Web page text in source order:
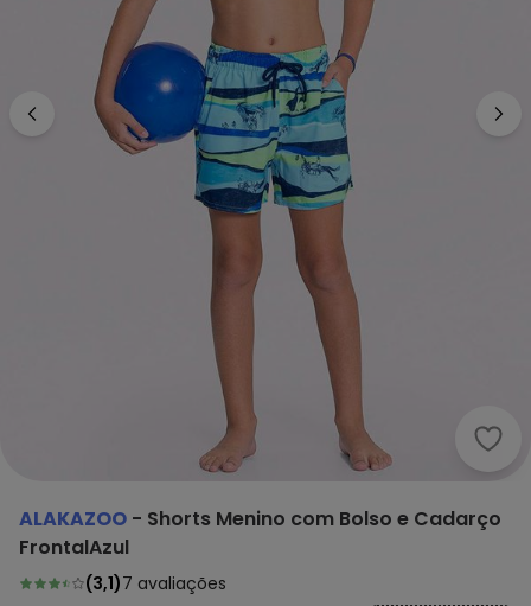
ALAKAZOO - Shorts Menino com Bolso e Cadarço
FrontalAzul
(3,1)7 avaliações